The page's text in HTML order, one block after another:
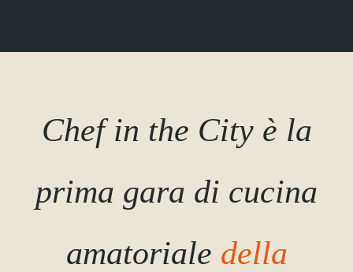
Chef in the City è la
prima gara di cucina
amatoriale della